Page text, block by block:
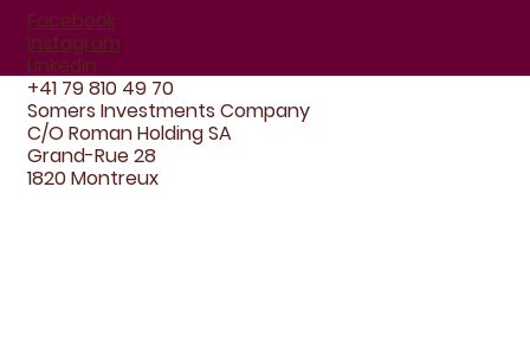
Facebook
Instagram
LinkedIn
+41 79 810 49 70
Somers Investments Company
C/O Roman Holding SA
Grand-Rue 28
1820 Montreux